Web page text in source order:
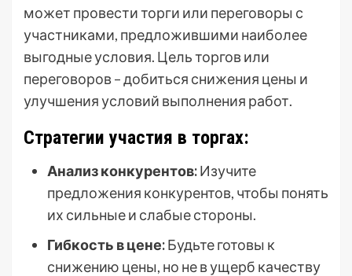
может провести торги или переговоры с
участниками, предложившими наиболее
выгодные условия. Цель торгов или
переговоров – добиться снижения цены и
улучшения условий выполнения работ.
Стратегии участия в торгах:
Анализ конкурентов:Изучите
предложения конкурентов, чтобы понять
их сильные и слабые стороны.
Гибкость в цене:Будьте готовы к
снижению цены, но не в ущерб качеству